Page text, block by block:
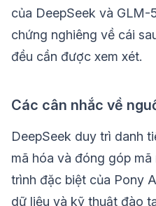
của DeepSeek và GLM-
chứng nghiêng về cái
đều cần được xem xét.
Các cân nhắc về
DeepSeek duy trì danh
mã hóa và đóng góp
trình đặc biệt của Pony
dữ liệu và kỹ thuật đào